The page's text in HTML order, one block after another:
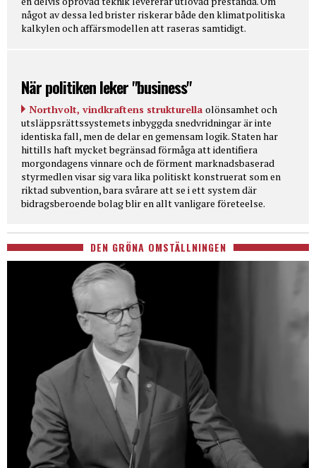
något av dessa led brister riskerar både den klimatpolitiska
kalkylen och affärsmodellen att raseras samtidigt.
När politiken leker "business"
Northvolt, vindkraftens strukturella olönsamhet och
utsläppsrättssystemets inbyggda snedvridningar är inte
identiska fall, men de delar en gemensam logik. Staten har
hittills haft mycket begränsad förmåga att identifiera
morgondagens vinnare och de förment marknadsbaserad
styrmedlen visar sig vara lika politiskt konstruerat som en
riktad subvention, bara svårare att se i ett system där
bidragsberoende bolag blir en allt vanligare företeelse.
DEN GRÖNA OMSTÄLLNINGEN